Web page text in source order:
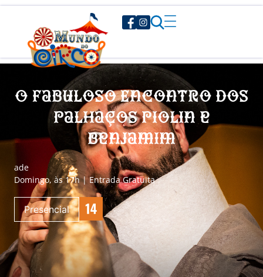
O Fabuloso Encontro dos
Palhaços Piolin e
Benjamim
ade
Domingo, às 17h | Entrada Gratuita
Presencial